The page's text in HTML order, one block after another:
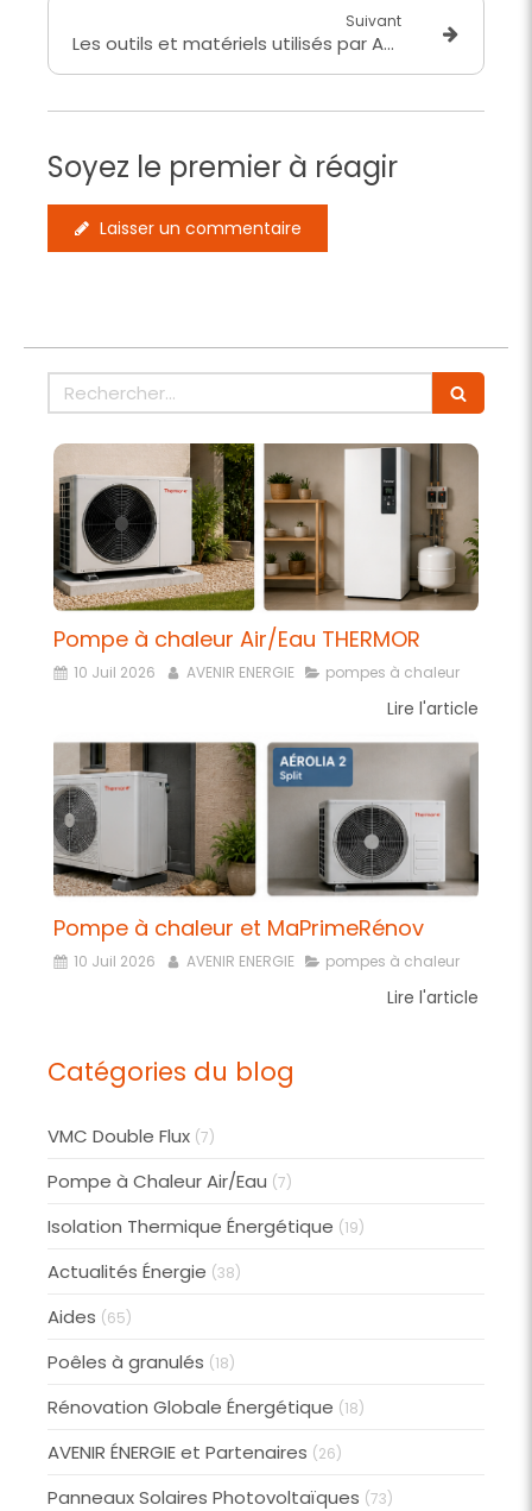
Suivant
Les outils et matériels utilisés par AVENIR ÉNERGIE pour des installations performantes et durables
Soyez le premier à réagir
Laisser un commentaire
Rechercher
Pompe à chaleur Air/Eau THERMOR
10 Juil 2026 AVENIR ENERGIE pompes à chaleur
Lire l'article
Pompe à chaleur et MaPrimeRénov
10 Juil 2026 AVENIR ENERGIE pompes à chaleur
Lire l'article
Catégories du blog
VMC Double Flux (7)
Pompe à Chaleur Air/Eau (7)
Isolation Thermique Énergétique (19)
Actualités Énergie (38)
Aides (65)
Poêles à granulés (18)
Rénovation Globale Énergétique (18)
AVENIR ÉNERGIE et Partenaires (26)
Panneaux Solaires Photovoltaïques (73)